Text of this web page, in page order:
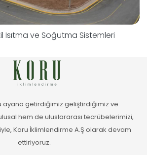
Isıtma ve Soğutma Sistemleri
ayana getirdiğimiz geliştirdiğimiz ve
hem de uluslararası tecrübelerimizi,
Koru İklimlendirme A.Ş olarak devam
ettiriyoruz.